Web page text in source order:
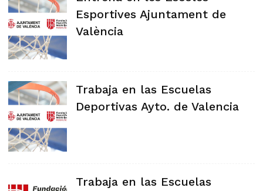
Esportives Ajuntament de
València
Trabaja en las Escuelas
Deportivas Ayto. de Valencia
Trabaja en las Escuelas